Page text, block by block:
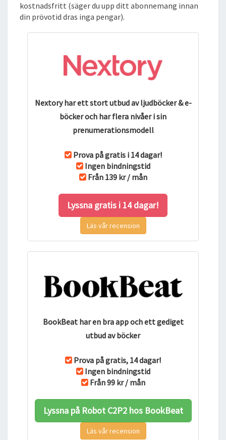
kostnadsfritt (säger du upp ditt abonnemang innan
din prövotid dras inga pengar).
Nextory har ett stort utbud av ljudböcker & e-
böcker och har flera nivåer i sin
prenumerationsmodell
Prova på gratis i 14 dagar!
Ingen bindningstid
Från 139 kr / mån
Lyssna gratis i 14 dagar!
Läs vår recension
BookBeat har en bra app och ett gediget
utbud av böcker
Prova på gratis, 14 dagar!
Ingen bindningstid
Från 99 kr / mån
Lyssna på Robot C2P2 hos BookBeat
Läs vår recension